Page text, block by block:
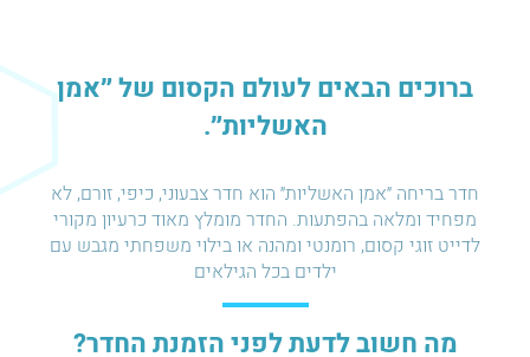
ברוכים הבאים לעולם הקסום של ״אמן
האשליות״.
חדר בריחה ״אמן האשליות״ הוא חדר צבעוני, כיפי, זורם, לא
מפחיד ומלאה בהפתעות. החדר מומלץ מאוד כרעיון מקורי
לדייט זוגי קסום, רומנטי ומהנה או בילוי משפחתי מגבש עם
ילדים בכל הגילאים
מה חשוב לדעת לפני הזמנת החדר?